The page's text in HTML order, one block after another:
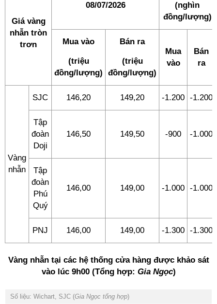
Giá vàng
nhẫn tròn
trơn
08/07/2026
(nghìn
đồng/lượng)
Mua vào
(triệu
đồng/lượng)
Bán ra
(triệu
đồng/lượng)
Mua
vào
Bán
ra
Vàng
nhẫn
SJC 146,20 149,20 -1.200 -1.200
Tập
đoàn
Doji
146,50 149,50 -900 -1.000
Tập
đoàn
Phú
Quý
146,00 149,00 -1.000 -1.000
PNJ 146,00 149,00 -1.300 -1.300
Vàng nhẫn tại các hệ thống cửa hàng được khảo sát
vào lúc 9h00 (Tổng hợp: Gia Ngọc)
Số liệu: Wichart, SJC (Gia Ngọc tổng hợp)